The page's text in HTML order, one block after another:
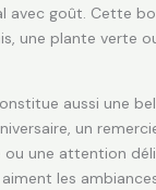
avec goût. Cette
une plante verte
aussi une
un
une attention
les